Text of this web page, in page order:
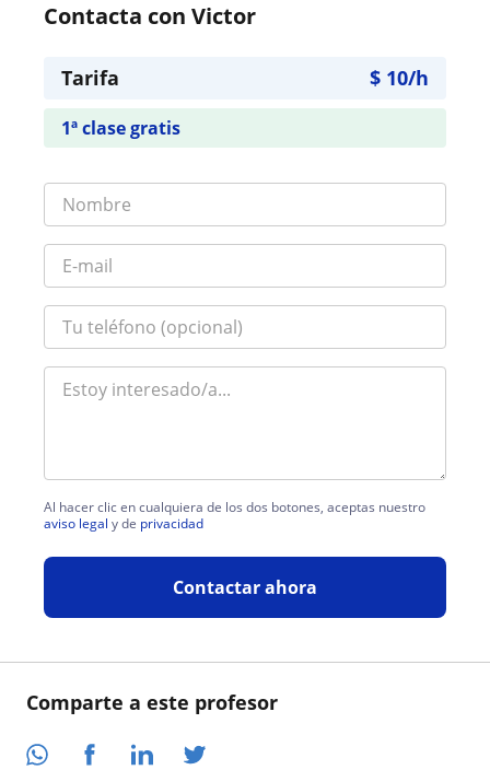
Comparte a este profesor
Contacta con Victor
Tarifa $ 10/h
1ª clase gratis
Al hacer clic en cualquiera de los dos botones, aceptas nuestro
aviso legal y de privacidad
Contactar ahora